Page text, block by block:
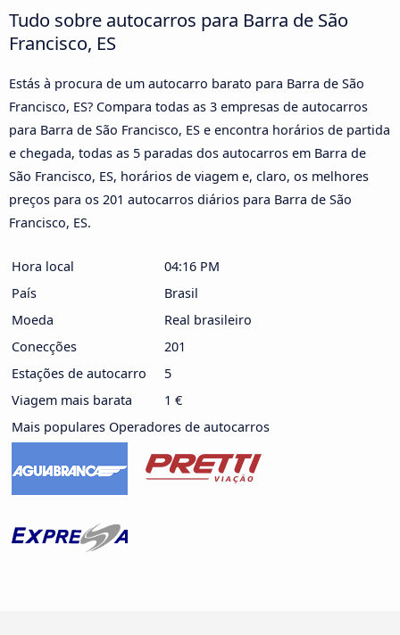
Tudo sobre autocarros para Barra de São
Francisco, ES
Estás à procura de um autocarro barato para Barra de São
Francisco, ES? Compara todas as 3 empresas de autocarros
para Barra de São Francisco, ES e encontra horários de partida
e chegada, todas as 5 paradas dos autocarros em Barra de
São Francisco, ES, horários de viagem e, claro, os melhores
preços para os 201 autocarros diários para Barra de São
Francisco, ES.
Hora local
04:16 PM
País
Brasil
Moeda
Real brasileiro
Conecções
201
Estações de autocarro
5
Viagem mais barata
1 €
Mais populares Operadores de autocarros